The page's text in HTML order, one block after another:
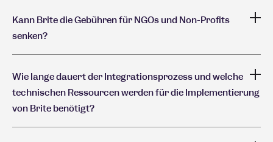
Kann Brite die Gebühren für NGOs und Non-Profits
senken?
Wie lange dauert der Integrationsprozess und welche
technischen Ressourcen werden für die Implementierung
von Brite benötigt?